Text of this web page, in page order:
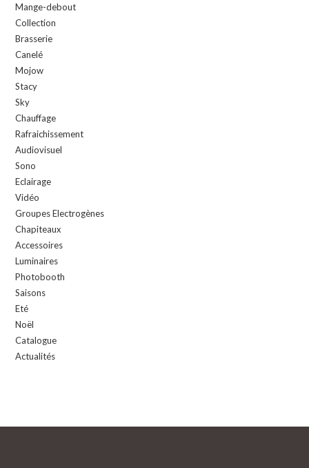
Mange-debout
Collection
Brasserie
Canelé
Mojow
Stacy
Sky
Chauffage
Rafraichissement
Audiovisuel
Sono
Eclairage
Vidéo
Groupes Electrogènes
Chapiteaux
Accessoires
Luminaires
Photobooth
Saisons
Eté
Noël
Catalogue
Actualités